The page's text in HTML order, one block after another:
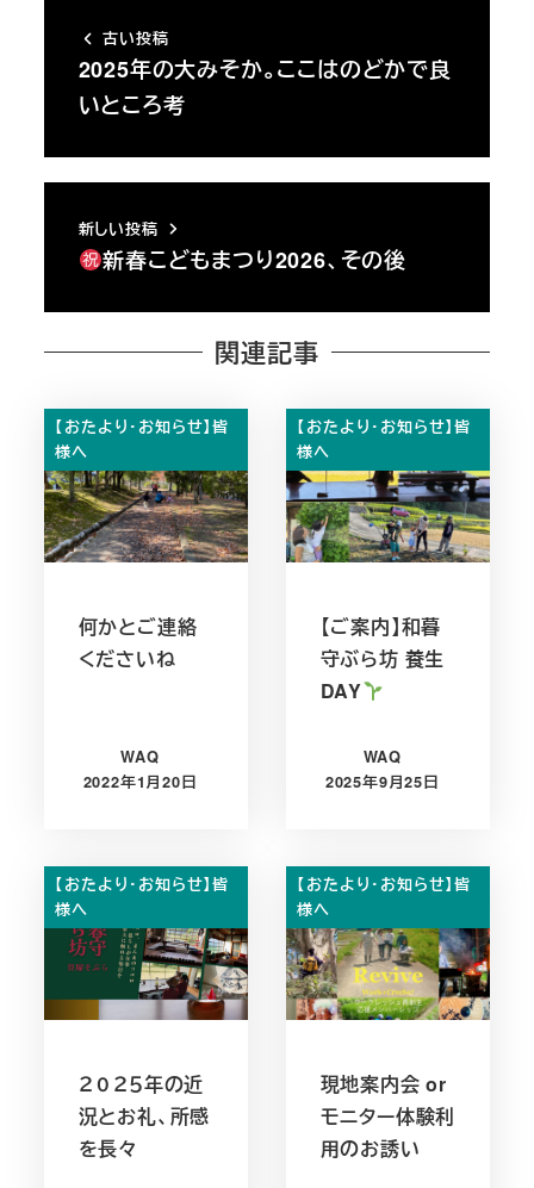
古い投稿
2025年の大みそか。ここはのどかで良
いところ考
新しい投稿
新春こどもまつり2026、その後
関連記事
【おたより・お知らせ】皆
様へ
何かとご連絡
くださいね
WAQ
投稿日
2022年1月20日
【おたより・お知らせ】皆
様へ
【ご案内】和暮
守ぶら坊 養生
DAY
WAQ
投稿日
2025年9月25日
【おたより・お知らせ】皆
様へ
２０２５年の近
況とお礼、所感
を長々
【おたより・お知らせ】皆
様へ
現地案内会 or
モニター体験利
用のお誘い